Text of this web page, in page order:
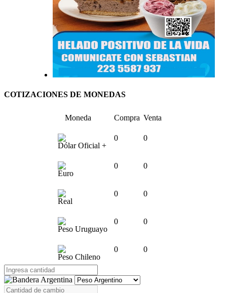
COTIZACIONES DE MONEDAS
Moneda Compra Venta
Dólar Oficial +
0 0
Euro
0 0
Real
0 0
Peso Uruguayo
0 0
Peso Chileno
0 0